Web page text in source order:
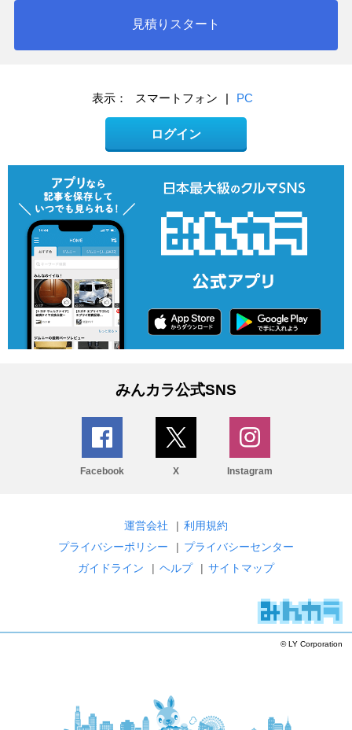
見積りスタート
表示： スマートフォン | PC
ログイン
みんカラ公式SNS
Facebook X Instagram
運営会社 | 利用規約
プライバシーポリシー
| プライバシーセンター
ガイドライン
| ヘルプ | サイトマップ
© LY Corporation